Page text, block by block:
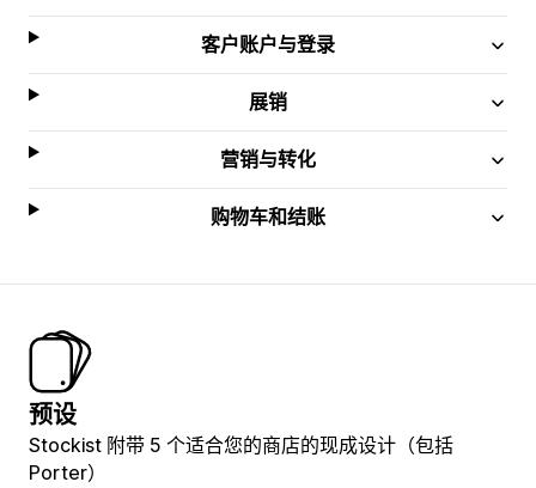
客户账户与登录
展销
营销与转化
购物车和结账
预设
Stockist 附带 5 个适合您的商店的现成设计（包括
Porter）